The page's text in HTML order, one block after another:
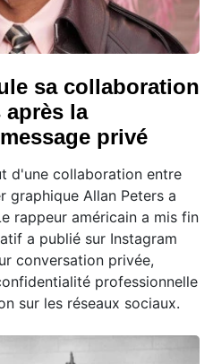
sa collaboration
après la
privé
d'une collaboration entre
graphique Allan Peters a
rappeur américain a mis fin
a publié sur Instagram
conversation privée,
professionnelle
sur les réseaux sociaux.